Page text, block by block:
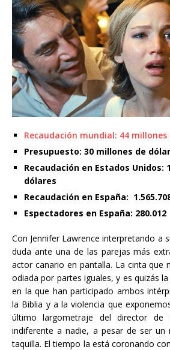
Recaudación mundial: 44 millones
Presupuesto: 30 millones de
Recaudación en Estados Unidos:
dólares
Recaudación en España:
Espectadores en España: 280.012
Con Jennifer Lawrence interpretando a
duda ante una de las parejas más
actor canario en pantalla. La cinta que
odiada por partes iguales, y es quizás
en la que han participado ambos
la Biblia y a la violencia que
último largometraje del director de
indiferente a nadie, a pesar de ser
taquilla. El tiempo la está coronando